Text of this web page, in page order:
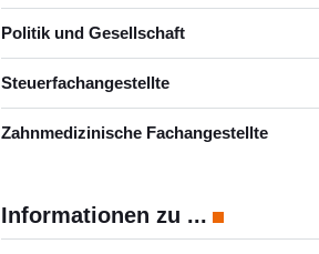
Politik und Gesellschaft
Steuerfachangestellte
Zahnmedizinische Fachangestellte
Informationen zu ...